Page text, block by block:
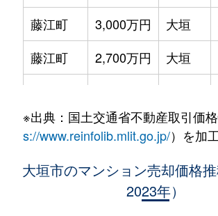
藤江町
3,000万円 大垣
藤江町
2,700万円 大垣
見取町
1,700万円 大垣
1,000万円 大垣
※出典：国土交通省不動産取引価
s://www.reinfolib.mlit.go.jp/）を加
大垣市のマンション売却価格
2023年）